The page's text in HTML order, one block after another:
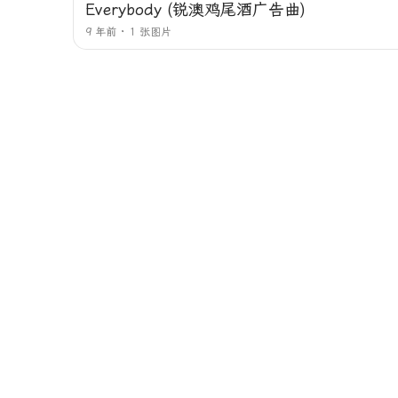
Everybody (锐澳鸡尾酒广告曲)
9 年前 1 张图片